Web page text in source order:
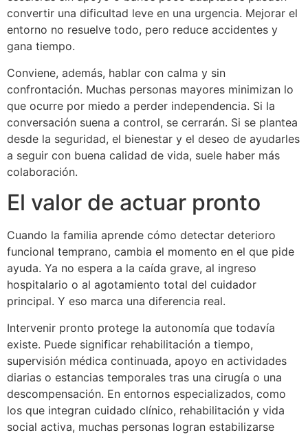
convertir una dificultad leve en una urgencia. Mejorar el
entorno no resuelve todo, pero reduce accidentes y
gana tiempo.
Conviene, además, hablar con calma y sin
confrontación. Muchas personas mayores minimizan lo
que ocurre por miedo a perder independencia. Si la
conversación suena a control, se cerrarán. Si se plantea
desde la seguridad, el bienestar y el deseo de ayudarles
a seguir con buena calidad de vida, suele haber más
colaboración.
El valor de actuar pronto
Cuando la familia aprende cómo detectar deterioro
funcional temprano, cambia el momento en el que pide
ayuda. Ya no espera a la caída grave, al ingreso
hospitalario o al agotamiento total del cuidador
principal. Y eso marca una diferencia real.
Intervenir pronto protege la autonomía que todavía
existe. Puede significar rehabilitación a tiempo,
supervisión médica continuada, apoyo en actividades
diarias o estancias temporales tras una cirugía o una
descompensación. En entornos especializados, como
los que integran cuidado clínico, rehabilitación y vida
social activa, muchas personas logran estabilizarse